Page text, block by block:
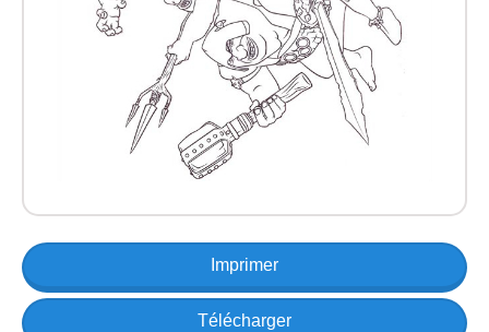
Imprimer
Télécharger